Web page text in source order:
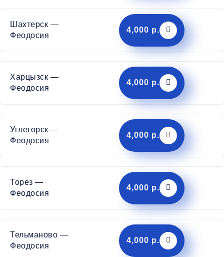
Шахтерск —
Феодосия
4,000 р.
Харцызск —
Феодосия
4,000 р.
Углегорск —
Феодосия
4,000 р.
Торез —
Феодосия
4,000 р.
Тельманово —
Феодосия
4,000 р.